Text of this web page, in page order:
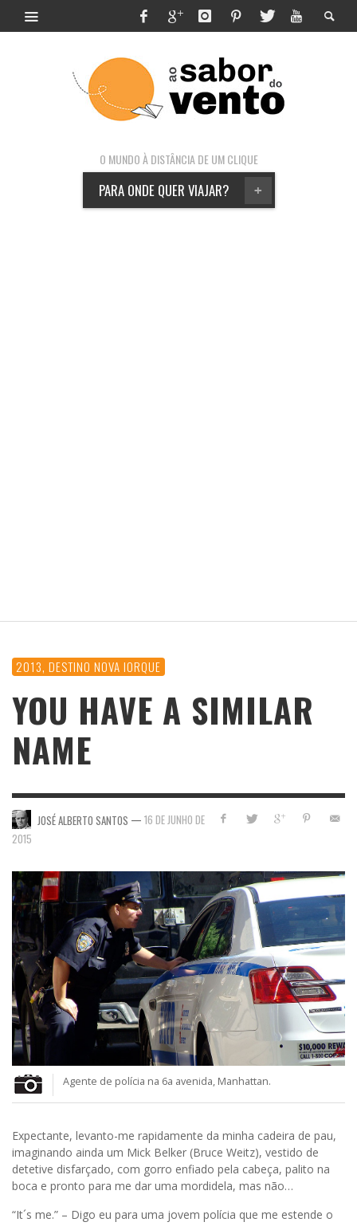
O MUNDO À DISTÂNCIA DE UM CLIQUE
+
PARA ONDE QUER VIAJAR?
2013, DESTINO NOVA IORQUE
YOU HAVE A SIMILAR
NAME
JOSÉ ALBERTO SANTOS — 16 DE JUNHO DE
2015
Agente de polícia na 6a avenida, Manhattan.
Expectante, levanto-me rapidamente da minha cadeira de pau,
imaginando ainda um Mick Belker (Bruce Weitz), vestido de
detetive disfarçado, com gorro enfiado pela cabeça, palito na
boca e pronto para me dar uma mordidela, mas não…
“It´s me.” – Digo eu para uma jovem polícia que me estende o